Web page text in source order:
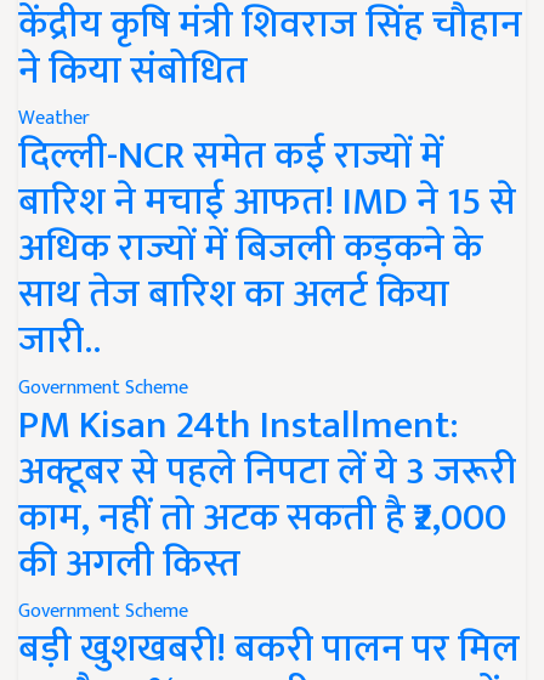
केंद्रीय कृषि मंत्री शिवराज सिंह चौहान
ने किया संबोधित
Weather
दिल्ली-NCR समेत कई राज्यों में
बारिश ने मचाई आफत! IMD ने 15 से
अधिक राज्यों में बिजली कड़कने के
साथ तेज बारिश का अलर्ट किया
जारी..
Government Scheme
PM Kisan 24th Installment:
अक्टूबर से पहले निपटा लें ये 3 जरूरी
काम, नहीं तो अटक सकती है ₹2,000
की अगली किस्त
Government Scheme
बड़ी खुशखबरी! बकरी पालन पर मिल